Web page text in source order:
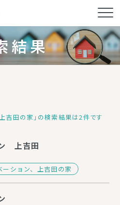
TAMOTSU KENCHIKU
結果
吉田の家」の検索結果は2件です
上吉田
ーション、上吉田の家